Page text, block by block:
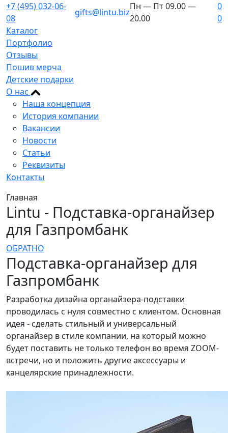
+7 (495) 032-06-
08
gifts@lintu.biz
Пн — Пт 09.00 —
20.00
0
0
Каталог
Портфолио
Отзывы
Пошив мерча
Детские подарки
О нас
Наша концепция
История компании
Вакансии
Новости
Статьи
Реквизиты
Контакты
Главная
Lintu - Подставка-органайзер
для Газпромбанк
ОБРАТНО
Подставка-органайзер для
Газпромбанк
Разработка дизайна органайзера-подставки
проводилась с нуля совместно с клиентом. Основная
идея - сделать стильный и универсальный
органайзер в стиле компании, на который можно
будет поставить не только телефон во время ZOOM-
встречи, но и положить другие аксессуары и
канцелярские принадлежности.